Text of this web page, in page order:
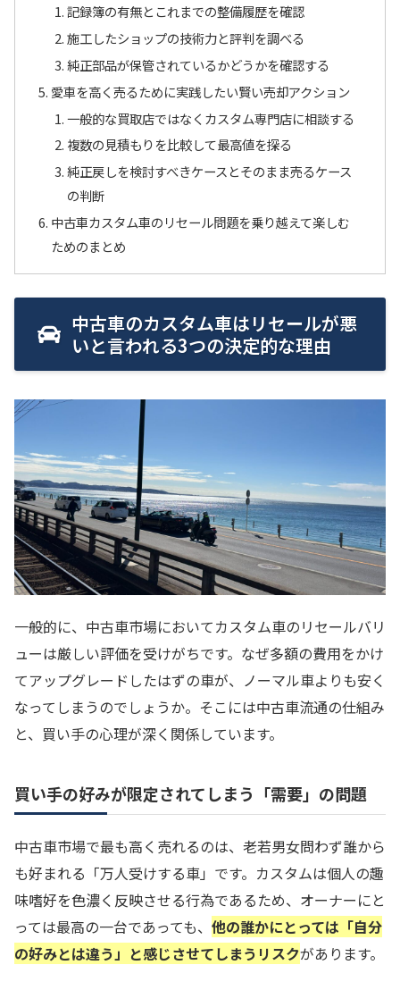
記録簿の有無とこれまでの整備履歴を確認
施工したショップの技術力と評判を調べる
純正部品が保管されているかどうかを確認する
愛車を高く売るために実践したい賢い売却アクション
一般的な買取店ではなくカスタム専門店に相談する
複数の見積もりを比較して最高値を探る
純正戻しを検討すべきケースとそのまま売るケース
の判断
中古車カスタム車のリセール問題を乗り越えて楽しむ
ためのまとめ
中古車のカスタム車はリセールが悪
いと言われる3つの決定的な理由
一般的に、中古車市場においてカスタム車のリセールバリ
ューは厳しい評価を受けがちです。なぜ多額の費用をかけ
てアップグレードしたはずの車が、ノーマル車よりも安く
なってしまうのでしょうか。そこには中古車流通の仕組み
と、買い手の心理が深く関係しています。
買い手の好みが限定されてしまう「需要」の問題
中古車市場で最も高く売れるのは、老若男女問わず誰から
も好まれる「万人受けする車」です。カスタムは個人の趣
味嗜好を色濃く反映させる行為であるため、オーナーにと
っては最高の一台であっても、 他の誰かにとっては「自分
の好みとは違う」と感じさせてしまうリスクがあります。